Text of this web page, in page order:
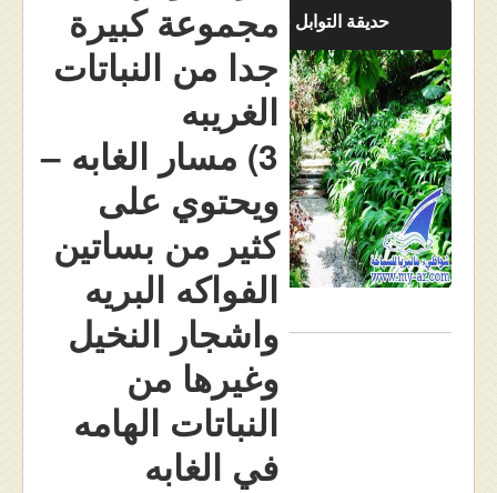
مجموعة كبيرة
جدا من النباتات
الغريبه
3) مسار الغابه –
ويحتوي على
كثير من بساتين
الفواكه البريه
واشجار النخيل
وغيرها من
النباتات الهامه
في الغابه
حديقة التوابل في بينانج